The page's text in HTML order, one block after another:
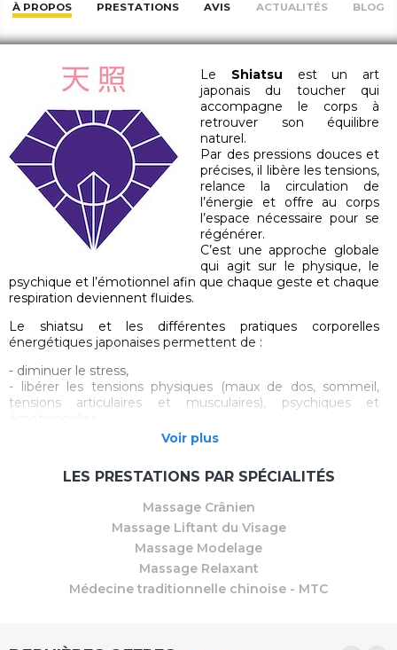
À PROPOS PRESTATIONS AVIS ACTUALITÉS BLOG
Le Shiatsu est un art
japonais du toucher qui
accompagne le corps à
retrouver son équilibre
naturel.
Par des pressions douces et
précises, il libère les tensions,
relance la circulation de
l’énergie et offre au corps
l’espace nécessaire pour se
régénérer.
C’est une approche globale
qui agit sur le physique, le
psychique et l’émotionnel afin que chaque geste et chaque
respiration deviennent fluides.
Le shiatsu et les différentes pratiques corporelles
énergétiques japonaises permettent de :
- diminuer le stress,
- libérer les tensions physiques (maux de dos, sommeil,
tensions articulaires et musculaires), psychiques et
- stimuler et renforcer le système de défense du corps,
- rééquilibrer le système énergétique,
- soutenir les fonctions organiques dans leur globalité,
- apporter de la clarté mentale,
- préparer et récupérer d’un effort sportif,
- installer une détente profonde du corps et de l’esprit,
- améliorer le bien-être au quotidien,
- ressentir la détente et le relâchement.
Vous retrouverez votreéquilibre harmonieux entre
physique, psychique et émotionnel.
Voir plus
LES PRESTATIONS PAR SPÉCIALITÉS
Massage Crânien
Massage Liftant du Visage
Massage Modelage
Massage Relaxant
Médecine traditionnelle chinoise - MTC